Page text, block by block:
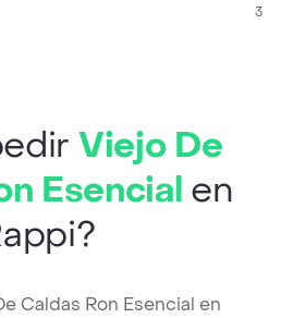
3
Viejo De
Esencial en
Caldas Ron Esencial en